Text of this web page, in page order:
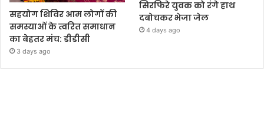
सहयोग शिविर आम लोगों की
समस्याओं के त्वरित समाधान
का बेहतर मंच: डीडीसी
3 days ago
सिरफिरे युवक को रंगे हाथ
दबोचकर भेजा जेल
4 days ago